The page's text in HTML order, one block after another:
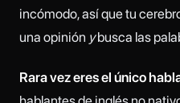
incómodo, así que tu
una opinión ybusca las
Rara vez eres el único